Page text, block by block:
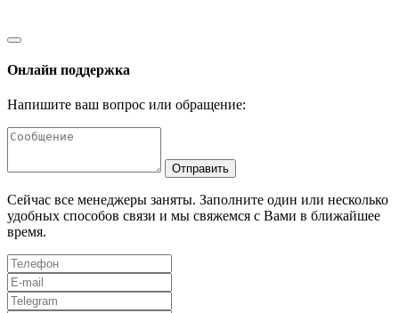
Онлайн поддержка
Напишите ваш вопрос или обращение:
Отправить
Сейчас все менеджеры заняты. Заполните один или несколько
удобных способов связи и мы свяжемся с Вами в ближайшее
время.